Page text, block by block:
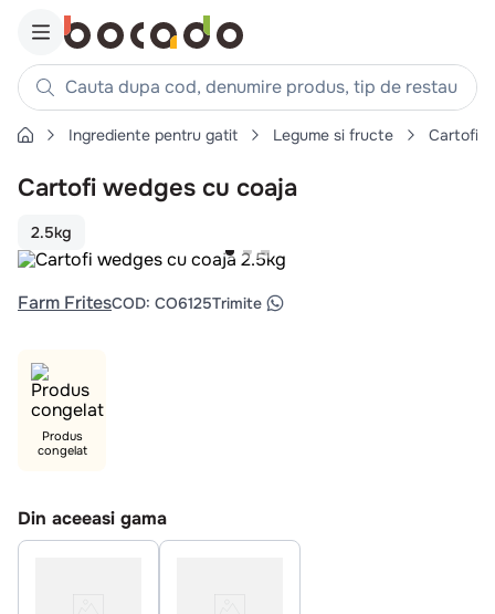
Cauta dupa cod, denumire produs, tip de restaurant,
Căutări populare
1. cartofi
. piept pui
3. pui
4. chifle
. coaste
. aripi
ceafa
10
Ingrediente pentru gatit Legume si fructe Cartofi
Cartofi wedges cu coaja
2.5kg
Farm FritesCOD: CO6125Trimite
Produs
congelat
Din aceeasi gama